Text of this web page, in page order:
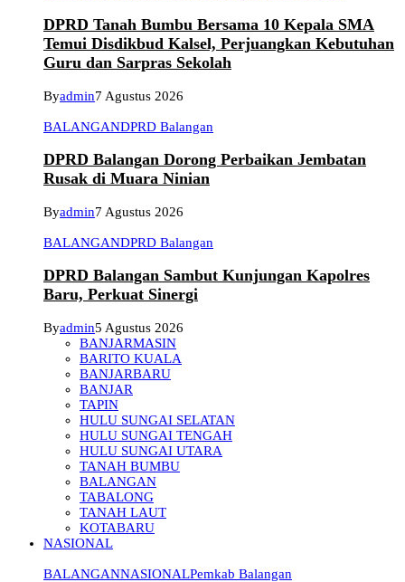
DPRD Tanah Bumbu Bersama 10 Kepala SMA
Temui Disdikbud Kalsel, Perjuangkan Kebutuhan
Guru dan Sarpras Sekolah
Byadmin7 Agustus 2026
BALANGANDPRD Balangan
DPRD Balangan Dorong Perbaikan Jembatan
Rusak di Muara Ninian
Byadmin7 Agustus 2026
BALANGANDPRD Balangan
DPRD Balangan Sambut Kunjungan Kapolres
Baru, Perkuat Sinergi
Byadmin5 Agustus 2026
BANJARMASIN
BARITO KUALA
BANJARBARU
BANJAR
TAPIN
HULU SUNGAI SELATAN
HULU SUNGAI TENGAH
HULU SUNGAI UTARA
TANAH BUMBU
BALANGAN
TABALONG
TANAH LAUT
KOTABARU
NASIONAL
BALANGANNASIONALPemkab Balangan